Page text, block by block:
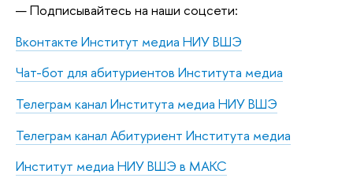
Подписывайтесь на наши соцсети:
Вконтакте Институт медиа НИУ ВШЭ
Чат-бот для абитуриентов Института медиа
Телеграм канал Института медиа НИУ ВШЭ
Телеграм канал Абитуриент Института медиа
Институт медиа НИУ ВШЭ в МАКС